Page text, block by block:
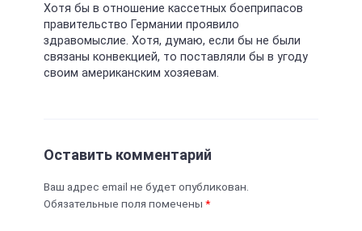
Хотя бы в отношение кассетных боеприпасов
правительство Германии проявило
здравомыслие. Хотя, думаю, если бы не были
связаны конвекцией, то поставляли бы в угоду
своим американским хозяевам.
Оставить комментарий
Ваш адрес email не будет опубликован.
Обязательные поля помечены *